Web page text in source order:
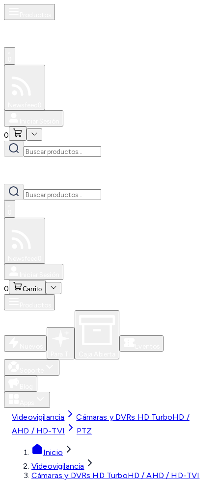
0
0 Carrito
Videovigilancia
Cámaras y DVRs HD TurboHD /
AHD / HD-TVI
PTZ
Inicio
Videovigilancia
Cámaras y DVRs HD TurboHD / AHD / HD-TVI